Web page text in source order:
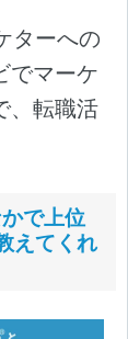
ターへの
でマーケ
、転職活
で上位
えてくれ